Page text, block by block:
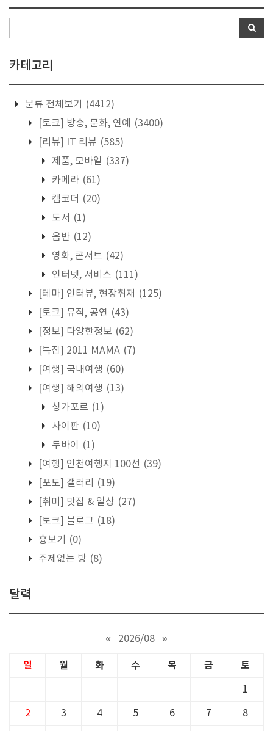
카테고리
분류 전체보기
(4412)
[토크] 방송, 문화, 연예
(3400)
[리뷰] IT 리뷰 (585)
제품, 모바일 (337)
카메라 (61)
캠코더 (20)
도서 (1)
음반 (12)
영화, 콘서트 (42)
인터넷, 서비스 (111)
[테마] 인터뷰, 현장취재 (125)
[토크] 뮤직, 공연 (43)
[정보] 다양한정보 (62)
[특집] 2011 MAMA (7)
[여행] 국내여행 (60)
[여행] 해외여행 (13)
싱가포르 (1)
사이판 (10)
두바이
(1)
[여행] 인천여행지 100선 (39)
[포토] 갤러리
(19)
[취미] 맛집 & 일상 (27)
[토크] 블로그 (18)
흉보기
(0)
주제없는 방 (8)
달력
« 2026/08 »
일 월 화 수 목 금 토
1
2 3 4 5 6 7 8